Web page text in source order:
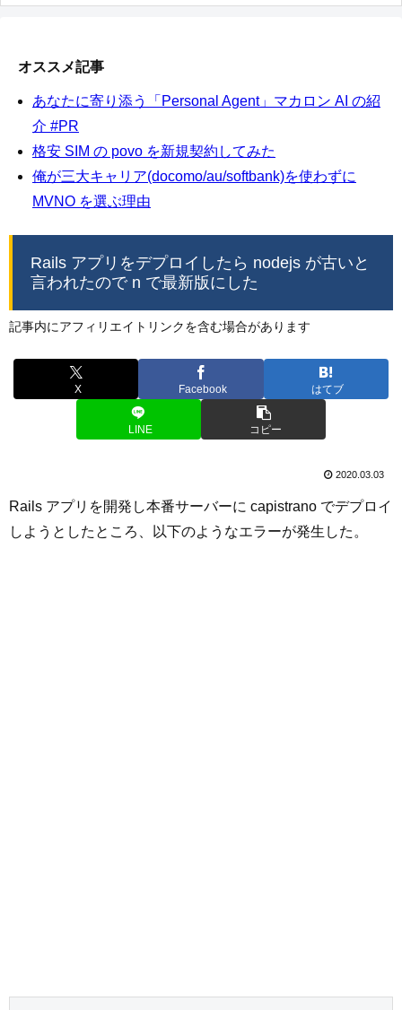
オススメ記事
あなたに寄り添う「Personal Agent」マカロン AI の紹
介 #PR
格安 SIM の povo を新規契約してみた
俺が三大キャリア(docomo/au/softbank)を使わずに
MVNO を選ぶ理由
Rails アプリをデプロイしたら nodejs が古いと
言われたので n で最新版にした
記事内にアフィリエイトリンクを含む場合があります
X Facebook はてブ
LINE コピー
2020.03.03
Rails アプリを開発し本番サーバーに capistrano でデプロイ
しようとしたところ、以下のようなエラーが発生した。